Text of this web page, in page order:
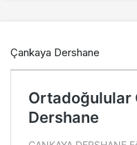
Çankaya Dershane